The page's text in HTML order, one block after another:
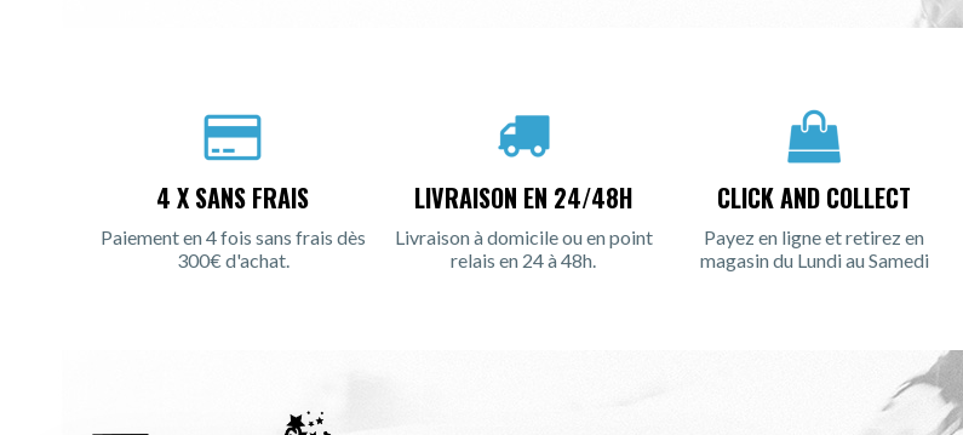
4 X SANS FRAIS
Paiement en 4 fois sans frais dès
300€ d'achat.
LIVRAISON EN 24/48H
Livraison à domicile ou en point
relais en 24 à 48h.
CLICK AND COLLECT
Payez en ligne et retirez en
magasin du Lundi au Samedi